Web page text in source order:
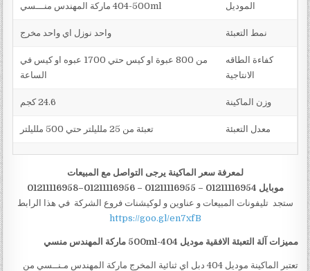
الموديل 404-500ml ماركة المهندس منـــسي
نمط التعبئة واحد نوزل اي واحد مخرج
كفاءة الطاقه
الانتاجية
من 800 عبوة او كيس حتي 1700 عبوه او كيس في
الساعة
وزن الماكينة 24.6 كجم
معدل التعبئة تعبئة من 25 ملليلتر حتي 500 ملليلتر
لمعرفة سعر الماكينة يرجى التواصل مع المبيعات
موبايل 01211116954 – 01211116955 – 01211116956–01211116958
ستجد تليفونات المبيعات و عناوين و لوكيشنات فروع الشركة في هذا الرابط
https://goo.gl/en7xfB
مميزات آلة التعبئة الافقية موديل 404-500ml ماركة المهندس منسي
تعتبر الماكينة موديل 404 دبل اي ثنائية المخرج ماركة المهندس مـنــسي من